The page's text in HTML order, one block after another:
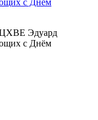
Эдуард
с Днём